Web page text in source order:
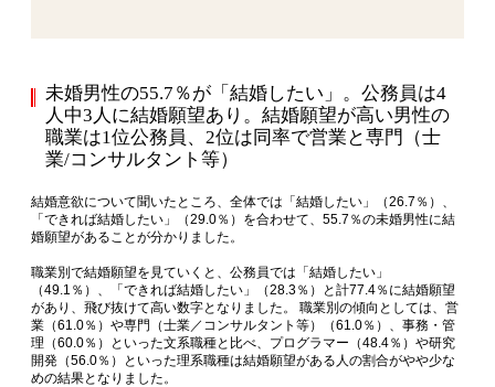
未婚男性の55.7％が「結婚したい」。公務員は4
人中3人に結婚願望あり。結婚願望が高い男性の
職業は1位公務員、2位は同率で営業と専門（士
業/コンサルタント等）
結婚意欲について聞いたところ、全体では「結婚したい」（26.7％）、
「できれば結婚したい」（29.0％）を合わせて、55.7％の未婚男性に結
婚願望があることが分かりました。
職業別で結婚願望を見ていくと、公務員では「結婚したい」
（49.1％）、「できれば結婚したい」（28.3％）と計77.4％に結婚願望
があり、飛び抜けて高い数字となりました。 職業別の傾向としては、営
業（61.0％）や専門（士業／コンサルタント等）（61.0％）、事務・管
理（60.0％）といった文系職種と比べ、プログラマー（48.4％）や研究
開発（56.0％）といった理系職種は結婚願望がある人の割合がやや少な
めの結果となりました。